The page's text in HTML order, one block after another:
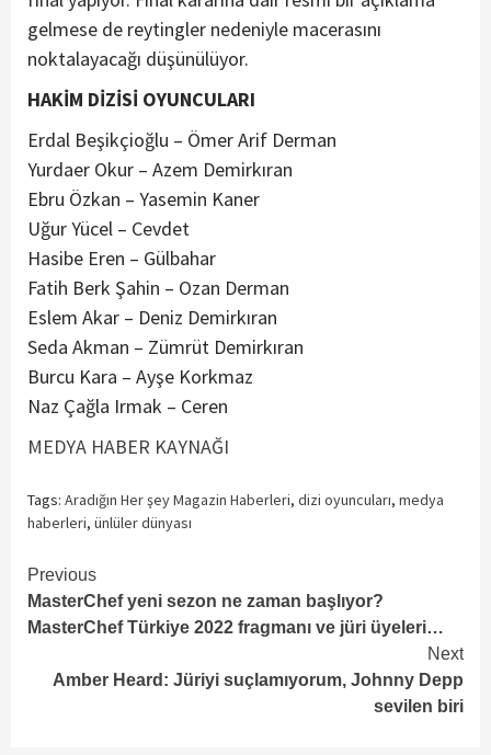
gelmese de reytingler nedeniyle macerasını
noktalayacağı düşünülüyor.
HAKİM DİZİSİ OYUNCULARI
Erdal Beşikçioğlu – Ömer Arif Derman
Yurdaer Okur – Azem Demirkıran
Ebru Özkan – Yasemin Kaner
Uğur Yücel – Cevdet
Hasibe Eren – Gülbahar
Fatih Berk Şahin – Ozan Derman
Eslem Akar – Deniz Demirkıran
Seda Akman – Zümrüt Demirkıran
Burcu Kara – Ayşe Korkmaz
Naz Çağla Irmak – Ceren
MEDYA HABER KAYNAĞI
Tags: Aradığın Her şey Magazin Haberleri, dizi oyuncuları, medya
haberleri, ünlüler dünyası
Continue
Reading
Previous
MasterChef yeni sezon ne zaman başlıyor?
MasterChef Türkiye 2022 fragmanı ve jüri üyeleri…
Next
Amber Heard: Jüriyi suçlamıyorum, Johnny Depp
sevilen biri